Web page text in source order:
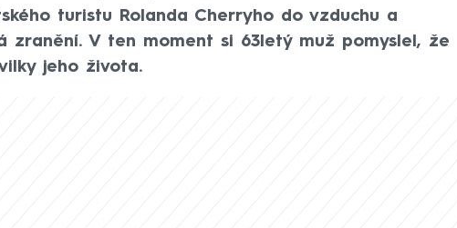
turistu Rolanda Cherryho do vzduchu a
zranění. V ten moment si 63letý muž pomyslel, že
jeho života.